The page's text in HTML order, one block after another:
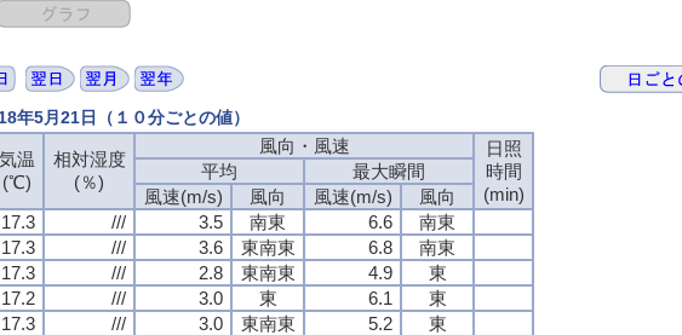
5月21日（１０分ごとの値）
気温
(℃)
相対湿度
(％)
風向・風速
日照
時間
(min)
平均
最大瞬間
風速(m/s)
風向 風速(m/s)
風向
17.3 /// 3.5 南東 6.6
南東
17.3 /// 3.6 東南東 6.8
南東
17.3 /// 2.8 東南東 4.9
東
17.2 /// 3.0 東 6.1
東
17.3 /// 3.0 東南東 5.2
東